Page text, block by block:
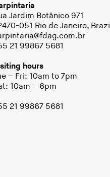
Jardim Botânico 971
051 Rio de Janeiro, Brazil
21 99867 5681
hours
– Fri: 10am to 7pm
10am – 6pm
21 99867 5681